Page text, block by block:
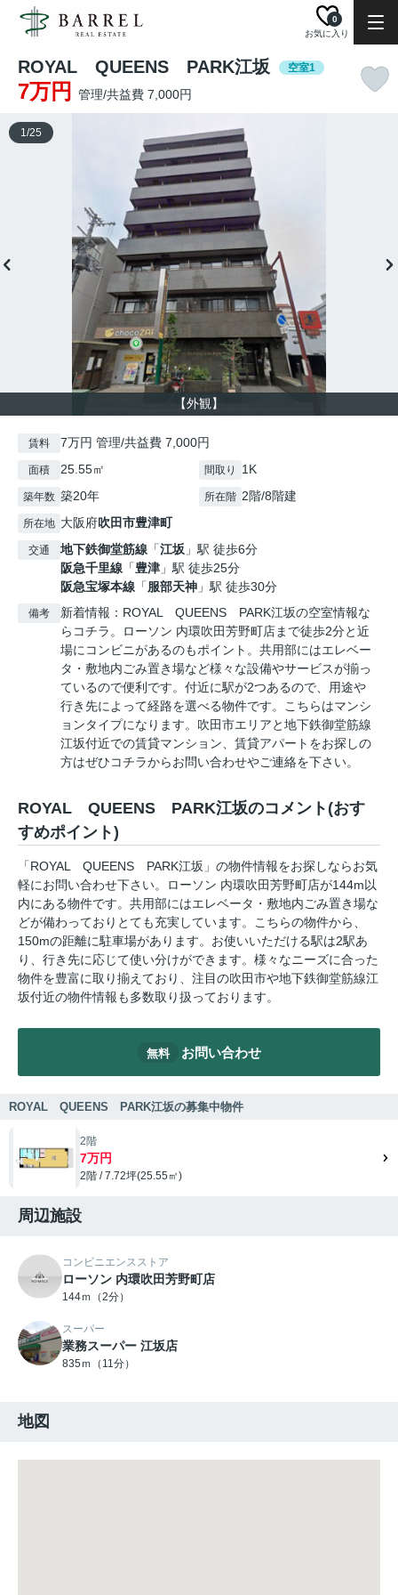
お気に入り
0
ROYAL QUEENS PARK江坂 空室1
7万円 管理/共益費 7,000円
【外観】
1/25
賃料 7万円 管理/共益費 7,000円
面積 25.55㎡ 間取り 1K
築年数 築20年 所在階 2階/8階建
所在地 大阪府吹田市豊津町
交通 地下鉄御堂筋線 「江坂 」駅 徒歩6分
阪急千里線 「豊津 」駅 徒歩25分
阪急宝塚本線 「服部天神 」駅 徒歩30分
備考
新着情報：ROYAL QUEENS PARK江坂の空室情報な
らコチラ。ローソン 内環吹田芳野町店まで徒歩2分と近
場にコンビニがあるのもポイント。共用部にはエレベー
タ・敷地内ごみ置き場など様々な設備やサービスが揃っ
ているので便利です。付近に駅が2つあるので、用途や
行き先によって経路を選べる物件です。こちらはマンシ
ョンタイプになります。吹田市エリアと地下鉄御堂筋線
江坂付近での賃貸マンション、賃貸アパートをお探しの
方はぜひコチラからお問い合わせやご連絡を下さい。
ROYAL QUEENS PARK江坂のコメント(おす
すめポイント)
「ROYAL QUEENS PARK江坂」の物件情報をお探しならお気
軽にお問い合わせ下さい。ローソン 内環吹田芳野町店が144m以
内にある物件です。共用部にはエレベータ・敷地内ごみ置き場な
どが備わっておりとても充実しています。こちらの物件から、
150mの距離に駐車場があります。お使いいただける駅は2駅あ
り、行き先に応じて使い分けができます。様々なニーズに合った
物件を豊富に取り揃えており、注目の吹田市や地下鉄御堂筋線江
坂付近の物件情報も多数取り扱っております。
無料 お問い合わせ
ROYAL QUEENS PARK江坂の募集中物件
2階
7万円
2階 / 7.72坪(25.55㎡)
周辺施設
コンビニエンスストア
ローソン 内環吹田芳野町店
144ｍ（2分）
スーパー
業務スーパー 江坂店
835ｍ（11分）
地図